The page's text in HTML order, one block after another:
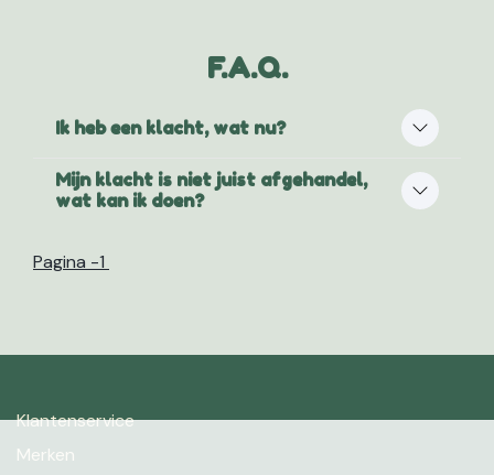
F.A.Q.
Ik heb een klacht, wat nu?
Mijn klacht is niet juist afgehandel,
wat kan ik doen?
Pagina -1
Klantenservice
Merken